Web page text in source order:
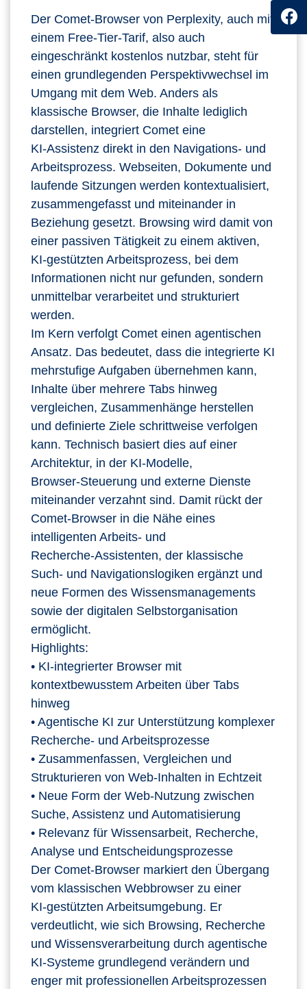
Der Comet‑Browser von Perplexity, auch mit
einem Free-Tier-Tarif, also auch
eingeschränkt kostenlos nutzbar, steht für
einen grundlegenden Perspektivwechsel im
Umgang mit dem Web. Anders als
klassische Browser, die Inhalte lediglich
darstellen, integriert Comet eine
KI‑Assistenz direkt in den Navigations‑ und
Arbeitsprozess. Webseiten, Dokumente und
laufende Sitzungen werden kontextualisiert,
zusammengefasst und miteinander in
Beziehung gesetzt. Browsing wird damit von
einer passiven Tätigkeit zu einem aktiven,
KI‑gestützten Arbeitsprozess, bei dem
Informationen nicht nur gefunden, sondern
unmittelbar verarbeitet und strukturiert
werden.
Im Kern verfolgt Comet einen agentischen
Ansatz. Das bedeutet, dass die integrierte KI
mehrstufige Aufgaben übernehmen kann,
Inhalte über mehrere Tabs hinweg
vergleichen, Zusammenhänge herstellen
und definierte Ziele schrittweise verfolgen
kann. Technisch basiert dies auf einer
Architektur, in der KI‑Modelle,
Browser‑Steuerung und externe Dienste
miteinander verzahnt sind. Damit rückt der
Comet‑Browser in die Nähe eines
intelligenten Arbeits‑ und
Recherche‑Assistenten, der klassische
Such‑ und Navigationslogiken ergänzt und
neue Formen des Wissensmanagements
sowie der digitalen Selbstorganisation
ermöglicht.
Highlights:
• KI‑integrierter Browser mit
kontextbewusstem Arbeiten über Tabs
hinweg
• Agentische KI zur Unterstützung komplexer
Recherche‑ und Arbeitsprozesse
• Zusammenfassen, Vergleichen und
Strukturieren von Web‑Inhalten in Echtzeit
• Neue Form der Web‑Nutzung zwischen
Suche, Assistenz und Automatisierung
• Relevanz für Wissensarbeit, Recherche,
Analyse und Entscheidungsprozesse
Der Comet‑Browser markiert den Übergang
vom klassischen Webbrowser zu einer
KI‑gestützten Arbeitsumgebung. Er
verdeutlicht, wie sich Browsing, Recherche
und Wissensverarbeitung durch agentische
KI‑Systeme grundlegend verändern und
enger mit professionellen Arbeitsprozessen